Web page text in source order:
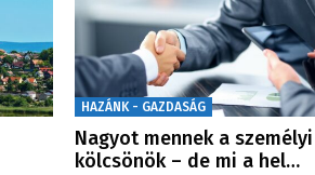
HAZÁNK - GAZDASÁG
Nagyot mennek a személyi
kölcsönök – de mi a hel…